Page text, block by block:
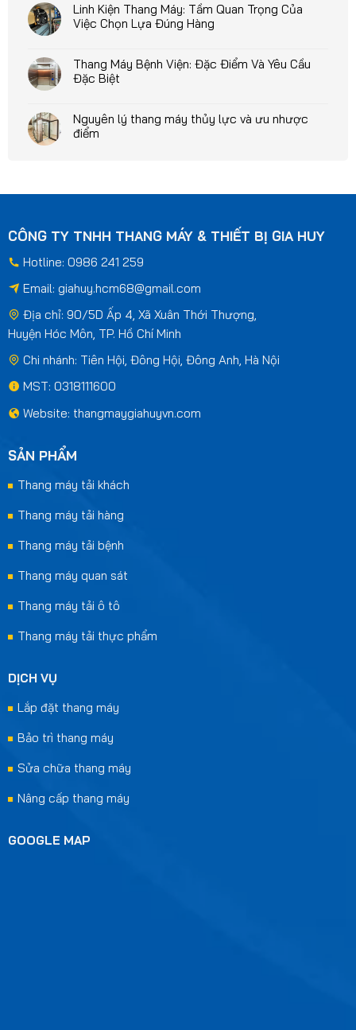
Linh Kiện Thang Máy: Tầm Quan Trọng Của
Việc Chọn Lựa Đúng Hàng
Thang Máy Bệnh Viện: Đặc Điểm Và Yêu Cầu
Đặc Biệt
Nguyên lý thang máy thủy lực và ưu nhược
điểm
CÔNG TY TNHH THANG MÁY & THIẾT BỊ GIA HUY
Hotline: 0986 241 259
Email: giahuy.hcm68@gmail.com
Địa chỉ: 90/5D Ấp 4, Xã Xuân Thới Thượng,
Huyện Hóc Môn, TP. Hồ Chí Minh
Chi nhánh: Tiên Hội, Đông Hội, Đông Anh, Hà Nội
MST: 0318111600
Website: thangmaygiahuyvn.com
SẢN PHẨM
Thang máy tải khách
Thang máy tải hàng
Thang máy tải bệnh
Thang máy quan sát
Thang máy tải ô tô
Thang máy tải thực phẩm
DỊCH VỤ
Lắp đặt thang máy
Bảo trì thang máy
Sửa chữa thang máy
Nâng cấp thang máy
GOOGLE MAP